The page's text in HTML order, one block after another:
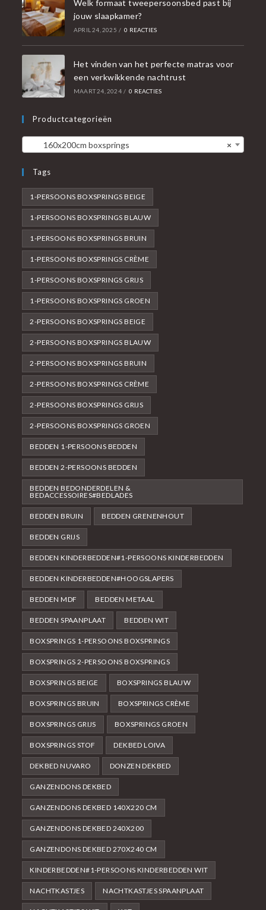
Welk formaat tweepersoonsbed past bij
jouw slaapkamer?
APRIL 24, 2025 / 0 REACTIES
Het vinden van het perfecte matras voor
een verkwikkende nachtrust
MAART 24, 2024 / 0 REACTIES
Productcategorieën
×
160x200cm boxsprings
Tags
1-PERSOONS BOXSPRINGS BEIGE
1-PERSOONS BOXSPRINGS BLAUW
1-PERSOONS BOXSPRINGS BRUIN
1-PERSOONS BOXSPRINGS CRÈME
1-PERSOONS BOXSPRINGS GRIJS
1-PERSOONS BOXSPRINGS GROEN
2-PERSOONS BOXSPRINGS BEIGE
2-PERSOONS BOXSPRINGS BLAUW
2-PERSOONS BOXSPRINGS BRUIN
2-PERSOONS BOXSPRINGS CRÈME
2-PERSOONS BOXSPRINGS GRIJS
2-PERSOONS BOXSPRINGS GROEN
BEDDEN 1-PERSOONS BEDDEN
BEDDEN 2-PERSOONS BEDDEN
BEDDEN BEDONDERDELEN &
BEDACCESSOIRES#BEDLADES
BEDDEN BRUIN BEDDEN GRENENHOUT
BEDDEN GRIJS
BEDDEN KINDERBEDDEN#1-PERSOONS KINDERBEDDEN
BEDDEN KINDERBEDDEN#HOOGSLAPERS
BEDDEN MDF BEDDEN METAAL
BEDDEN SPAANPLAAT BEDDEN WIT
BOXSPRINGS 1-PERSOONS BOXSPRINGS
BOXSPRINGS 2-PERSOONS BOXSPRINGS
BOXSPRINGS BEIGE BOXSPRINGS BLAUW
BOXSPRINGS BRUIN BOXSPRINGS CRÈME
BOXSPRINGS GRIJS BOXSPRINGS GROEN
BOXSPRINGS STOF DEKBED LOIVA
DEKBED NUVARO DONZEN DEKBED
GANZENDONS DEKBED
GANZENDONS DEKBED 140X220 CM
GANZENDONS DEKBED 240X200
GANZENDONS DEKBED 270X240 CM
KINDERBEDDEN#1-PERSOONS KINDERBEDDEN WIT
NACHTKASTJES NACHTKASTJES SPAANPLAAT